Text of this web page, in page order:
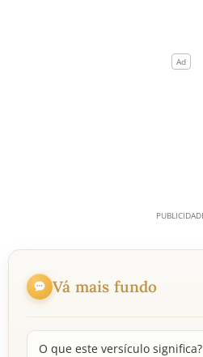
Vá mais fundo
O que este versículo significa?